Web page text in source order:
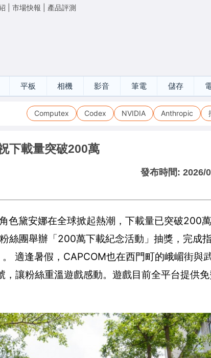
市場快報 產品評測
平板 相機 影音 筆電 儲存
Computex Codex NVIDIA Anthropic
下載量突破200萬
發布時間: 2026/
色黛安娜在全球掀起熱潮，下載量已突破200
絲團舉辦「200萬下載紀念活動」抽獎，完成
適逢暑假，CAPCOM也在西門町的峨嵋街與
，讓粉絲重溫遊戲感動。遊戲目前全平台提供